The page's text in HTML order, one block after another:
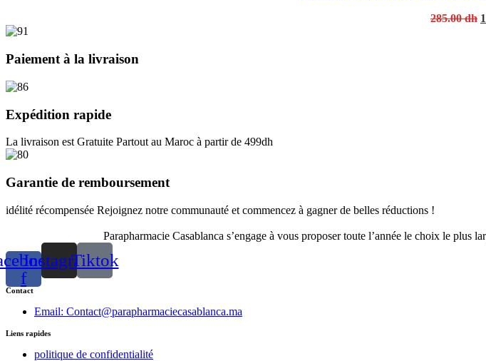
285.00dh
Paiement à la livraison
Expédition rapide
La livraison est Gratuite Partout au Maroc à partir de 499dh
Garantie de remboursement
idélité récompensée Rejoignez notre communauté et commencez à gagner de belles réductions !
Parapharmacie Casablanca s’engage à vous proposer toute l’année le choix le
f
InstagramTiktok
Contact
Email: Contact@parapharmaciecasablanca.ma
Liens rapides
politique de confidentialité